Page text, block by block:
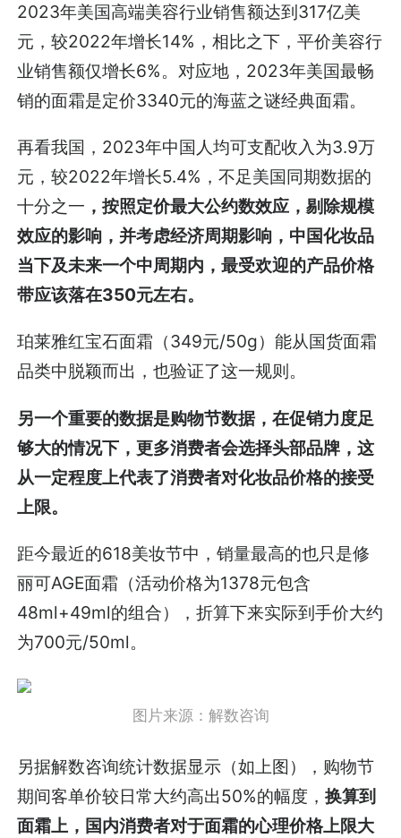
2023年美国高端美容行业销售额达到317亿美
元，较2022年增长14%，相比之下，平价美容行
业销售额仅增长6%。对应地，2023年美国最畅
销的面霜是定价3340元的海蓝之谜经典面霜。
再看我国，2023年中国人均可支配收入为3.9万
元，较2022年增长5.4%，不足美国同期数据的
十分之一 ，按照定价最大公约数效应，剔除规模
效应的影响，并考虑经济周期影响，中国化妆品
当下及未来一个中周期内，最受欢迎的产品价格
带应该落在350元左右。
珀莱雅红宝石面霜（349元/50g）能从国货面霜
品类中脱颖而出，也验证了这一规则。
另一个重要的数据是购物节数据，在促销力度足
够大的情况下，更多消费者会选择头部品牌，这
从一定程度上代表了消费者对化妆品价格的接受
上限。
距今最近的618美妆节中，销量最高的也只是修
丽可AGE面霜（活动价格为1378元包含
48ml+49ml的组合），折算下来实际到手价大约
为700元/50ml。
图片来源：解数咨询
另据解数咨询统计数据显示（如上图），购物节
期间客单价较日常大约高出50%的幅度，换算到
面霜上，国内消费者对于面霜的心理价格上限大